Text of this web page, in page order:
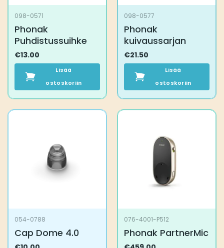
098-0571
Phonak
Puhdistussuihke
€13.00
Lisää
ostoskoriin
098-0577
Phonak
kuivaussarjan
€21.50
Lisää
ostoskoriin
054-0788
Cap Dome 4.0
076-4001-P512
Phonak PartnerMic